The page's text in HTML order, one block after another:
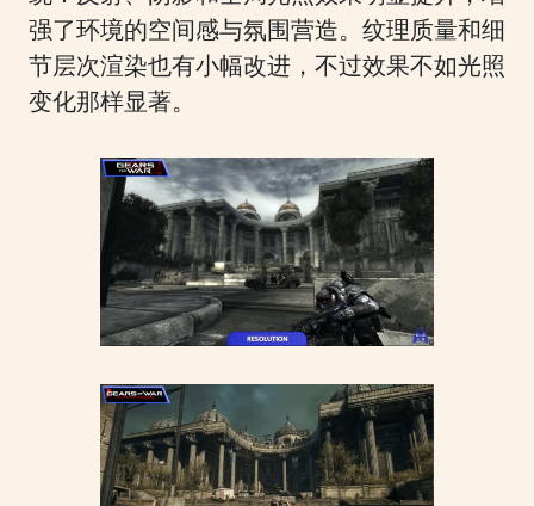
强了环境的空间感与氛围营造。纹理质量和细
节层次渲染也有小幅改进，不过效果不如光照
变化那样显著。